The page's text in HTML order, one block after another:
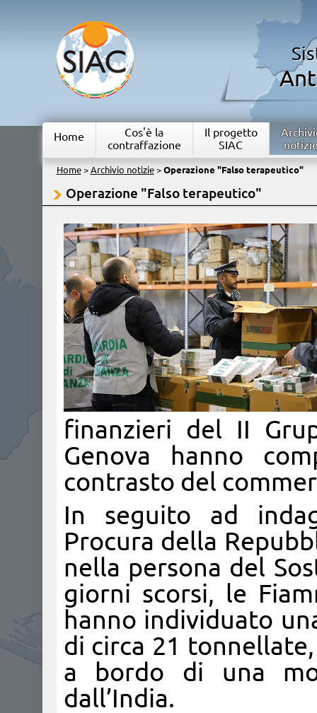
Home
Cos'è la
contraffazione
Il progetto
SIAC
Home> Archivio notizie> Operazione "Falso terapeutico"
Operazione "Falso terapeutico"
finanzieri del II
Genova hanno
contrasto del
In seguito ad
Procura della
nella persona del
giorni scorsi, le
hanno individuato
di circa 21
a bordo di una
dall’India.